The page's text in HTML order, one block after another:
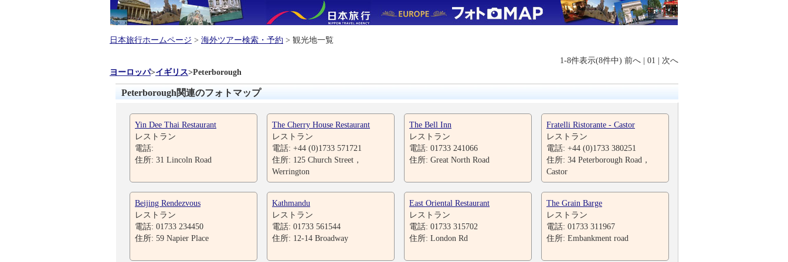
日本旅行ホームページ > 海外ツアー検索・予約 > 観光地一覧
1-8件表示(8件中) 前へ | 01 | 次へ
ヨーロッパ>イギリス>Peterborough
Peterborough関連のフォトマップ
Yin Dee Thai Restaurant
レストラン
電話:
住所: 31 Lincoln Road
The Cherry House Restaurant
レストラン
電話: +44 (0)1733 571721
住所: 125 Church Street，
Werrington
The Bell Inn
レストラン
電話: 01733 241066
住所: Great North Road
Fratelli Ristorante - Castor
レストラン
電話: +44 (0)1733 380251
住所: 34 Peterborough Road，
Castor
Beijing Rendezvous
レストラン
電話: 01733 234450
住所: 59 Napier Place
Kathmandu
レストラン
電話: 01733 561544
住所: 12-14 Broadway
East Oriental Restaurant
レストラン
電話: 01733 315702
住所: London Rd
The Grain Barge
レストラン
電話: 01733 311967
住所: Embankment road